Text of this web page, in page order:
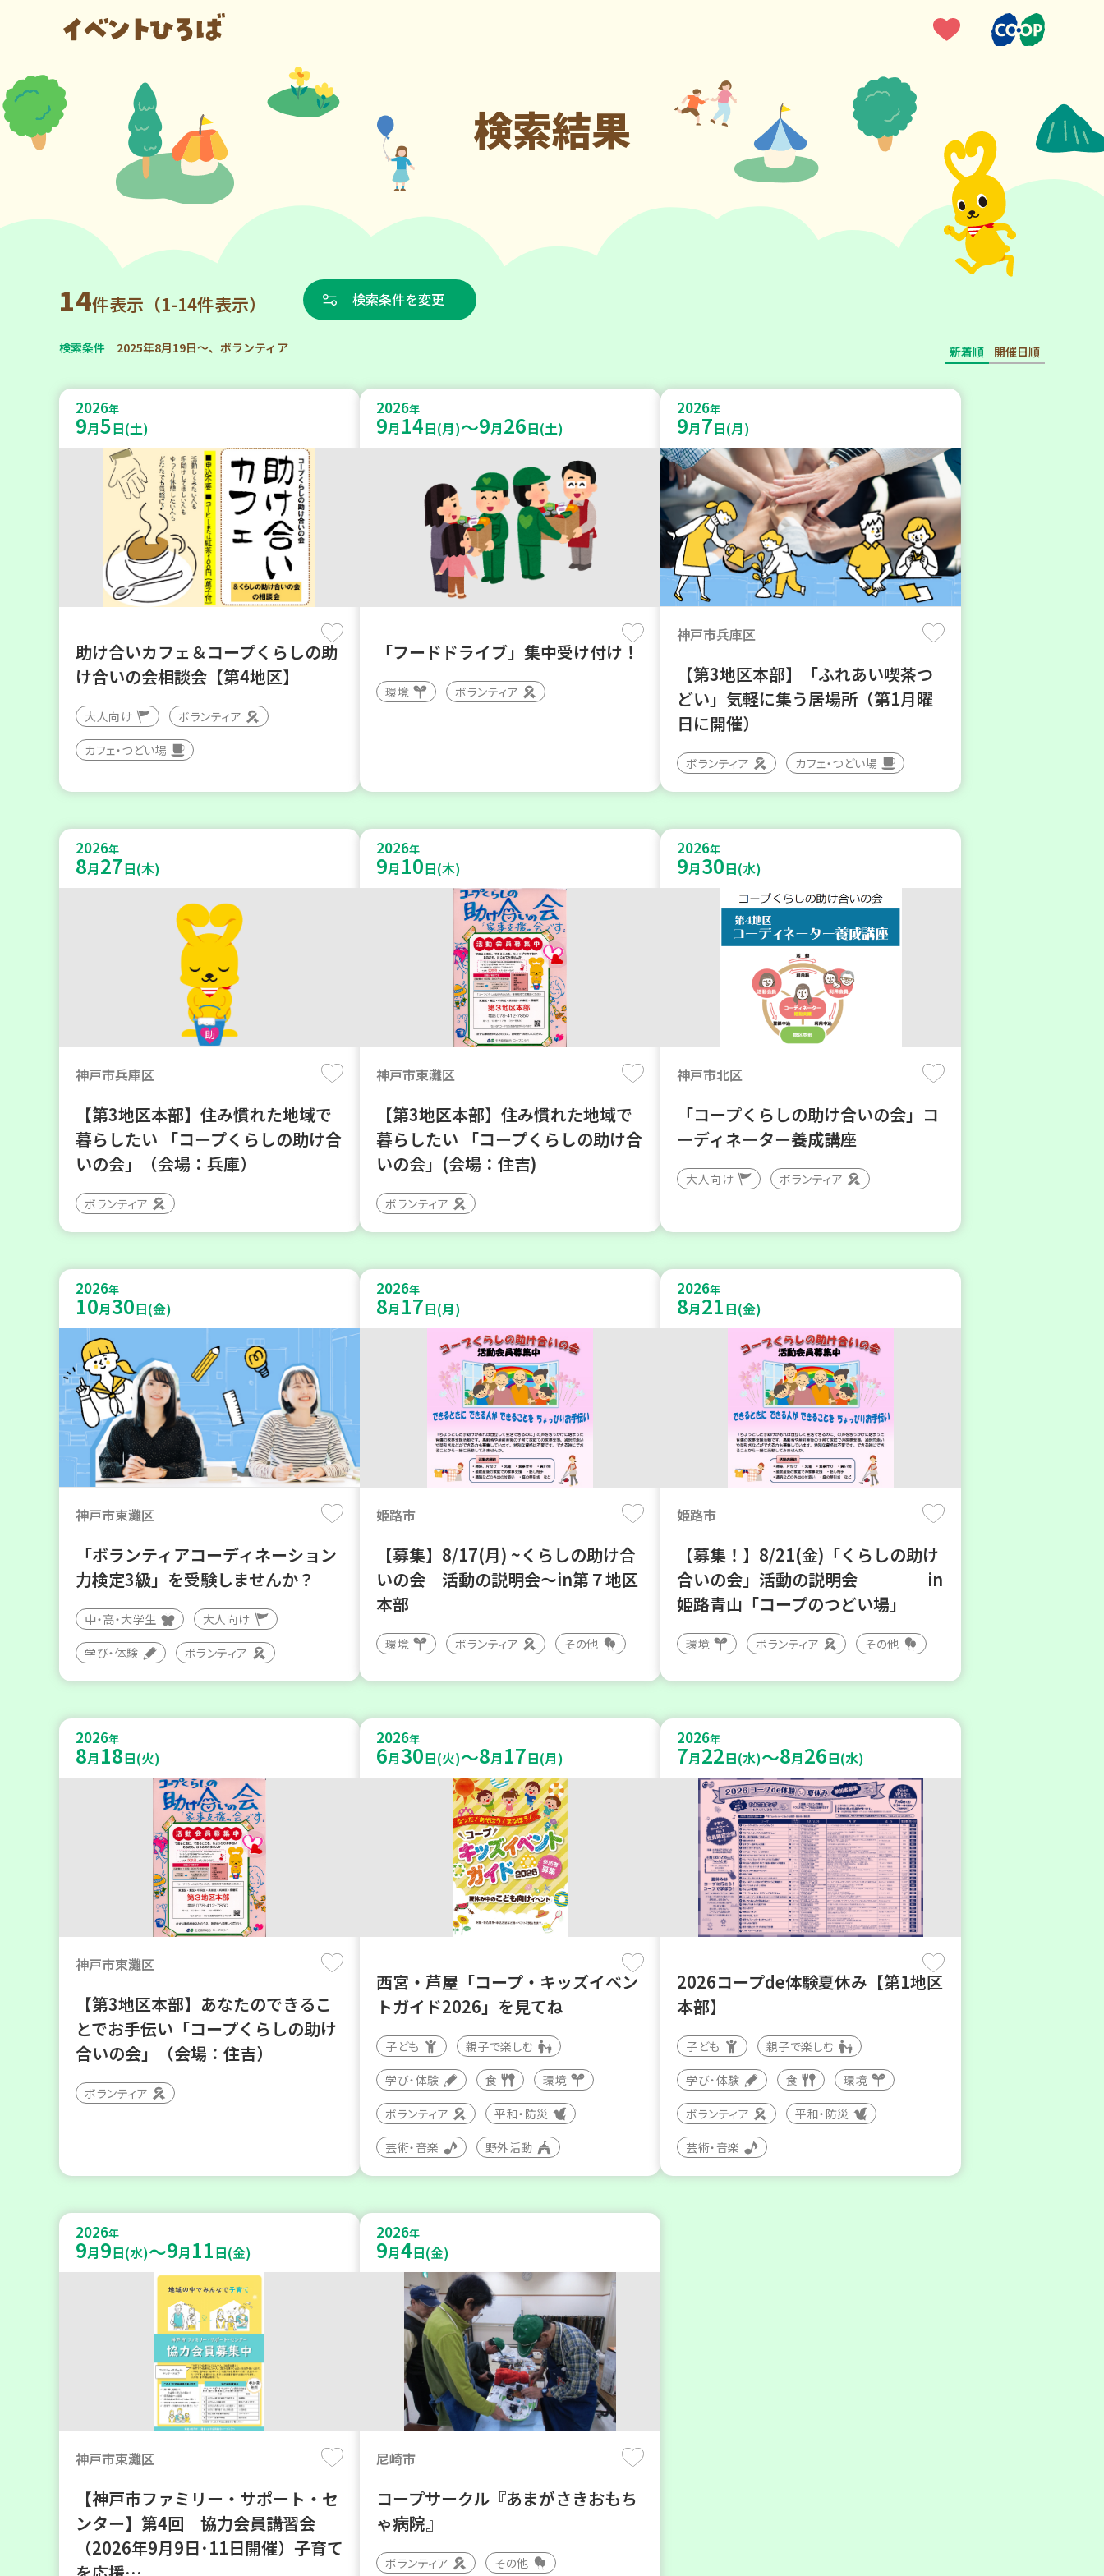
検索結果
14件表示（1-14件表示） 検索条件を変更
検索条件 2025年8月19日～、ボランティア 新着順 開催日順
2026年
9月5日(土)
助け合いカフェ＆コープくらしの助
け合いの会相談会【第4地区】
大人向け ボランティア
カフェ・つどい場
2026年
9月 14日(月)～9月26日(土)
「フードドライブ」集中受け付け！
環境 ボランティア
2026年
9月7日(月)
神戸市兵庫区
【第3地区本部】「ふれあい喫茶つ
どい」気軽に集う居場所（第1月曜
日に開催）
ボランティア カフェ・つどい場
2026年
8月27日(木)
神戸市兵庫区
【第3地区本部】住み慣れた地域で
暮らしたい 「コープくらしの助け合
いの会」（会場：兵庫）
ボランティア
2026年
9月 10日(木)
神戸市東灘区
【第3地区本部】住み慣れた地域で
暮らしたい 「コープくらしの助け合
いの会」(会場：住吉)
ボランティア
2026年
9月30日(水)
神戸市北区
「コープくらしの助け合いの会」コ
ーディネーター養成講座
大人向け ボランティア
2026年
10月30日(金)
神戸市東灘区
「ボランティアコーディネーション
力検定3級」を受験しませんか？
中・高・大学生 大人向け
学び・体験 ボランティア
2026年
8月 17日(月)
姫路市
【募集】8/17(月) ~くらしの助け合
いの会 活動の説明会～in第７地区
本部
環境 ボランティア その他
2026年
8月21日(金)
姫路市
【募集！】8/21(金)「くらしの助け
合いの会」活動の説明会 in
姫路青山「コープのつどい場」
環境 ボランティア その他
2026年
8月 18日(火)
神戸市東灘区
【第3地区本部】あなたのできるこ
とでお手伝い「コープくらしの助け
合いの会」（会場：住吉）
ボランティア
2026年
6月30日(火)～8月 17日(月)
西宮・芦屋「コープ・キッズイベン
トガイド2026」を見てね
子ども 親子で楽しむ
学び・体験 食 環境
ボランティア 平和・防災
芸術・音楽 野外活動
2026年
7月22日(水)～8月26日(水)
2026コープde体験夏休み【第1地区
本部】
子ども 親子で楽しむ
学び・体験 食 環境
ボランティア 平和・防災
芸術・音楽
2026年
9月9日(水)～9月 11日(金)
神戸市東灘区
【神戸市ファミリー・サポート・セ
ンター】第4回 協力会員講習会
（2026年9月9日･11日開催）子育て
2026年
9月4日(金)
尼崎市
コープサークル『あまがさきおもち
ゃ病院』
ボランティア その他